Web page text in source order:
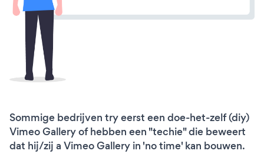
Sommige bedrijven try eerst een doe-het-zelf (diy)
Vimeo Gallery of hebben een "techie" die beweert
dat hij/zij a Vimeo Gallery in 'no time' kan bouwen.